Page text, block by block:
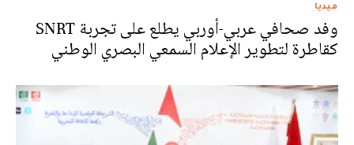
ميديا
وفد صحافي عربي-أوربي يطلع على تجربة SNRT
كقاطرة لتطوير الإعلام السمعي البصري الوطني